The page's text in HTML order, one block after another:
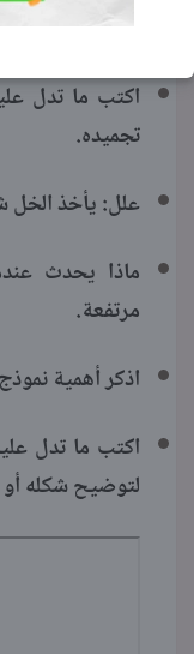
أكمل ما يأتي:
اكتب ما تدل
تجميده.
علل: يأخذ الخل
ماذا يحدث
مرتفعة.
اذكر أهمية
اكتب ما تدل
لتوضيح شكله